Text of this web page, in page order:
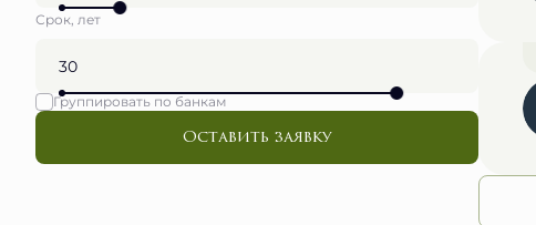
Срок, лет
Группировать по банкам
Оставить заявку